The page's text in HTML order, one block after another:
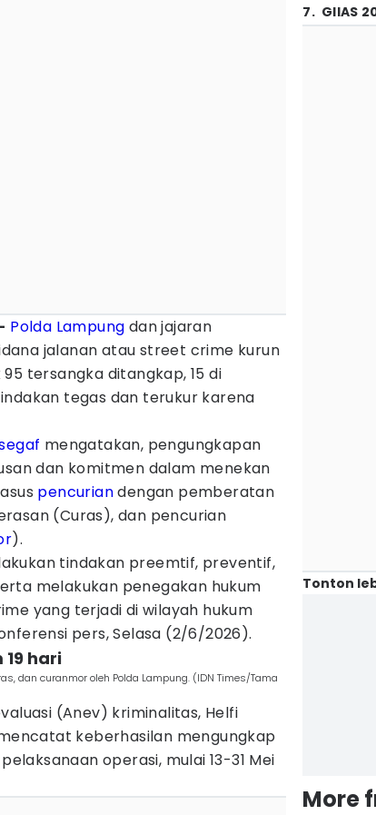
Polda Lampung dan jajaran
jalanan atau street crime kurun
95 tersangka ditangkap, 15 di
tegas dan terukur karena
mengatakan, pengungkapan
dan komitmen dalam menekan
pencuriandengan pemberatan
(Curas), dan pencurian
).
tindakan preemtif, preventif,
melakukan penegakan hukum
yang terjadi di wilayah hukum
pers, Selasa (2/6/2026).
hari
dan curanmor oleh Polda Lampung. (IDN Times/Tama
(Anev) kriminalitas, Helfi
keberhasilan mengungkap
operasi, mulai 13-31 Mei
7. GIIAS
Tonton
More